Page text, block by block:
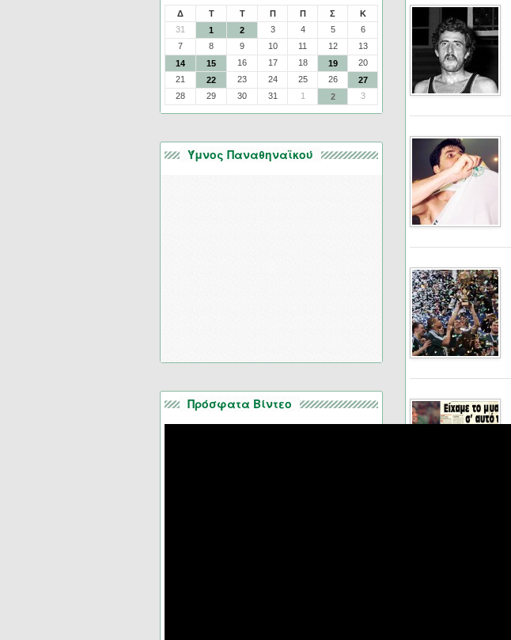
Δ Τ Τ Π Π Σ
Κ
31
1 2 3 4 5
6
7
8 9 10 11 12
13
14
15 16 17 18 19
20
21
22 23 24 25 26
27
28
29 30 31 1 2 3
Ύμνος Παναθηναϊκού
Πρόσφατα Βίντεο